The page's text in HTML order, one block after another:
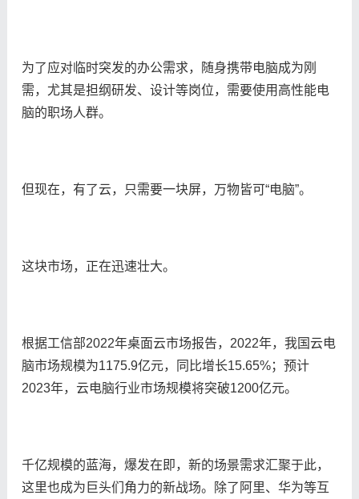
为了应对临时突发的办公需求，随身携带电脑成为刚
需，尤其是担纲研发、设计等岗位，需要使用高性能电
脑的职场人群。
但现在，有了云，只需要一块屏，万物皆可“电脑”。
这块市场，正在迅速壮大。
根据工信部2022年桌面云市场报告，2022年，我国云电
脑市场规模为1175.9亿元，同比增长15.65%；预计
2023年，云电脑行业市场规模将突破1200亿元。
千亿规模的蓝海，爆发在即，新的场景需求汇聚于此，
这里也成为巨头们角力的新战场。除了阿里、华为等互